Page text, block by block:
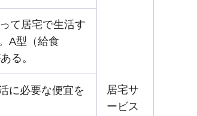
居宅サ
ービス
て居宅で生活す
A型（給食
る。
に必要な便宜を